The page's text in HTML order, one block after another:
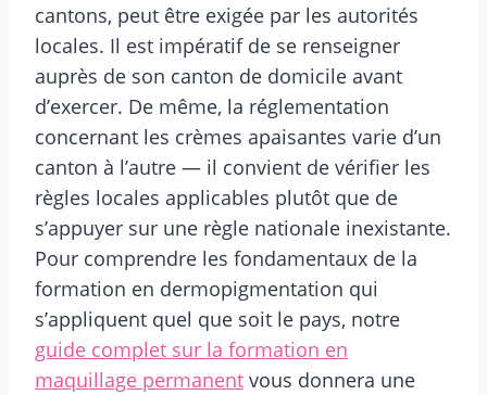
cantons, peut être exigée par les autorités
locales. Il est impératif de se renseigner
auprès de son canton de domicile avant
d’exercer. De même, la réglementation
concernant les crèmes apaisantes varie d’un
canton à l’autre — il convient de vérifier les
règles locales applicables plutôt que de
s’appuyer sur une règle nationale inexistante.
Pour comprendre les fondamentaux de la
formation en dermopigmentation qui
s’appliquent quel que soit le pays, notre
guide complet sur la formation en
maquillage permanent vous donnera une